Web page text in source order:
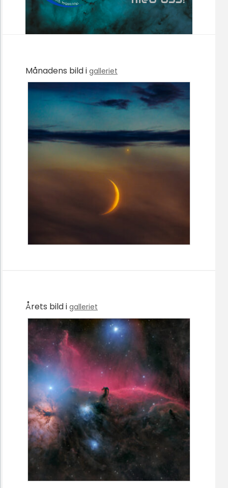
Månadens bild i galleriet
Årets bild i galleriet